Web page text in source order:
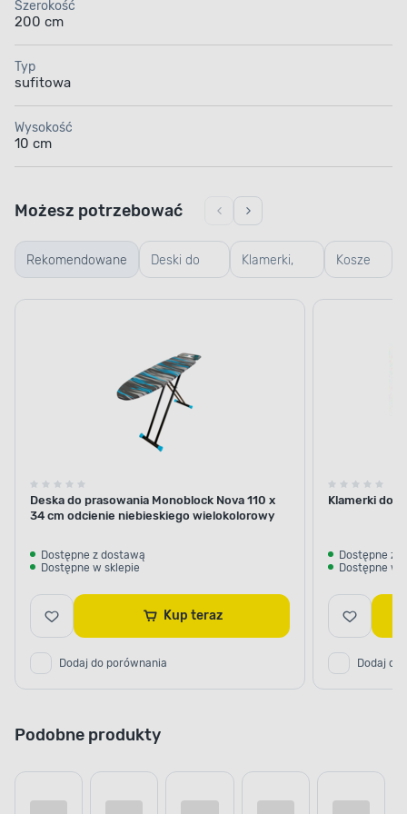
Szerokość
200 cm
Typ
sufitowa
Wysokość
10 cm
Rekomendowane Deski do
prasowania
Klamerki,
linki,
Kosze
na
Możesz potrzebować
Deska do prasowania Monoblock Nova 110 x
34 cm odcienie niebieskiego wielokolorowy
Dostępne z dostawą
Dostępne w sklepie
Kup teraz
Dodaj do porównania
Klamerki do
Dostępne z
Dostępne w
Dodaj do
Podobne produkty